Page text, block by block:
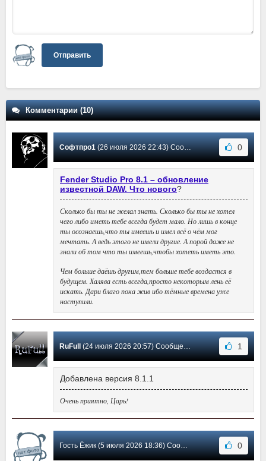
Отправить
Комментарии (10)
Софтпро1(26 июля 2026 22:43) Сообщение #9 0
Fender Studio Pro 8.1 – обновление
известной DAW. Что нового?
Сколько бы ты не желал знать. Сколько бы ты не хотел
чего либо иметь тебе всегда будет мало. Но лишь в конце
ты осознаешь,что ты имеешь и имел всё о чём мог
мечтать. А ведь этого не имели другие. А порой даже не
знали об том что ты имеешь,чтобы хотеть иметь это.
Чем больше даёшь другим,тем больше тебе воздастся в
будущем. Халява есть всегда,просто некоторым лень её
искать. Дари благо пока жив ибо тёмные времена уже
наступили.
RuFull(24 июля 2026 20:57) Сообщение #8 1
Добавлена версия 8.1.1
Очень приятно, Царь!
Гость Ёжик (5 июля 2026 18:36) Сообщение #7 0